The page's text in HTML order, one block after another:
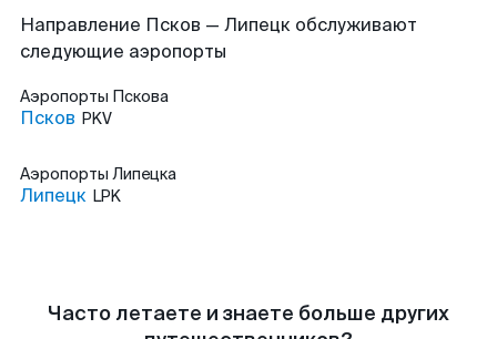
Направление Псков — Липецк обслуживают
следующие аэропорты
Аэропорты Пскова
Псков PKV
Аэропорты Липецка
Липецк LPK
Часто летаете и знаете больше других